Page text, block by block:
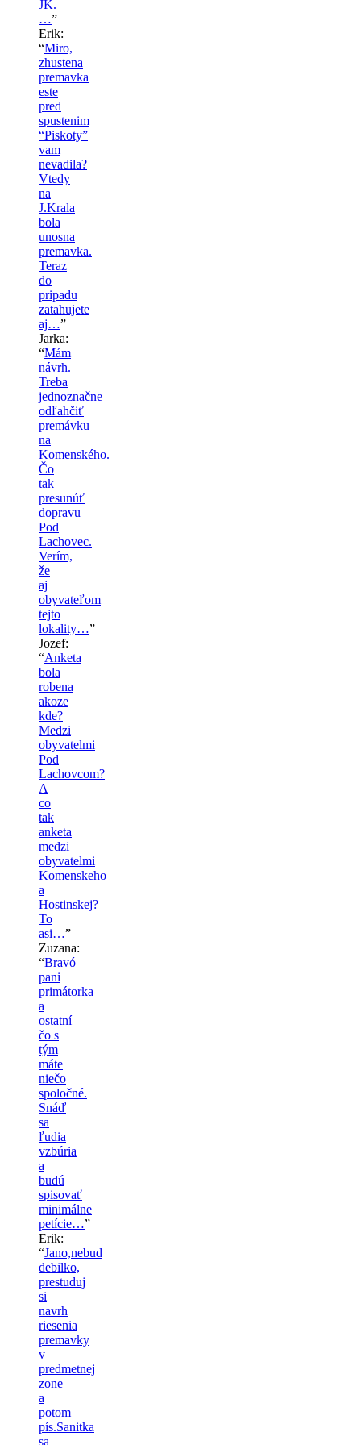
JK.
…”
Erik:
“Miro,
zhustena
premavka
este
pred
spustenim
“Piskoty”
vam
nevadila?
Vtedy
na
J.Krala
bola
unosna
premavka.
Teraz
do
pripadu
zatahujete
aj…”
Jarka:
“Mám
návrh.
Treba
jednoznačne
odľahčiť
premávku
na
Komenského.
Čo
tak
presunúť
dopravu
Pod
Lachovec.
Verím,
že
aj
obyvateľom
tejto
lokality…”
Jozef:
“Anketa
bola
robena
akoze
kde?
Medzi
obyvatelmi
Pod
Lachovcom?
A
co
tak
anketa
medzi
obyvatelmi
Komenskeho
a
Hostinskej?
To
asi…”
Zuzana:
“Bravó
pani
primátorka
a
ostatní
čo s
tým
máte
niečo
spoločné.
Snáď
sa
ľudia
vzbúria
a
budú
spisovať
minimálne
petície…”
Erik:
“Jano,nebud
debilko,
prestuduj
si
navrh
riesenia
premavky
v
predmetnej
zone
a
potom
pís.Sanitka
sa